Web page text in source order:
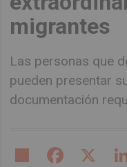
migrantes
Las personas que
pueden presentar
documentación
Share Facebook